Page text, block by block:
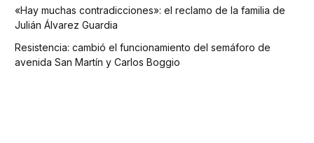
«Hay muchas contradicciones»: el reclamo de la familia de
Julián Álvarez Guardia
Resistencia: cambió el funcionamiento del semáforo de
avenida San Martín y Carlos Boggio